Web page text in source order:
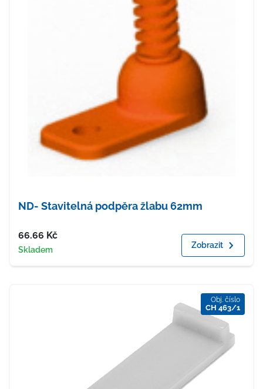
ND- Stavitelná podpěra žlabu 62mm
Cena
66.66 Kč
Dostupnost
Skladem Zobrazit
Obj. číslo
CH 463/1